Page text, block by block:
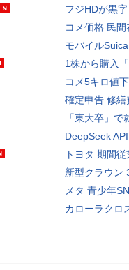
フジHDが黒
コメ価格 民間
モバイル
1株から購入
コメ5キロ値
確定申告 修
「東大卒」
DeepSeek
トヨタ 期間
新型クラウン
メタ 青少年
カローラクロ